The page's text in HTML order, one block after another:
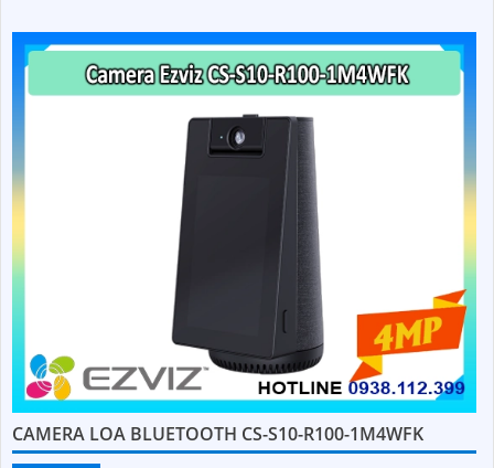
CAMERA LOA BLUETOOTH CS-S10-R100-1M4WFK